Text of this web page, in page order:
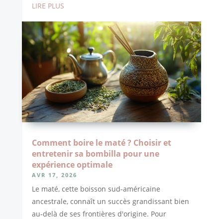
LIRE PLUS
Comment boire le maté ? Choisir et
entretenir sa bombilla pour une
expérience optimale
AVR 17, 2026
Le maté, cette boisson sud-américaine
ancestrale, connaît un succès grandissant bien
au-delà de ses frontières d'origine. Pour